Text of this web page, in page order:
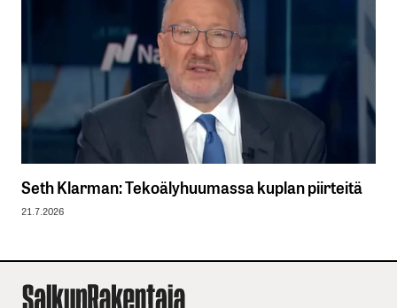
Seth Klarman: Tekoälyhuumassa kuplan piirteitä
21.7.2026